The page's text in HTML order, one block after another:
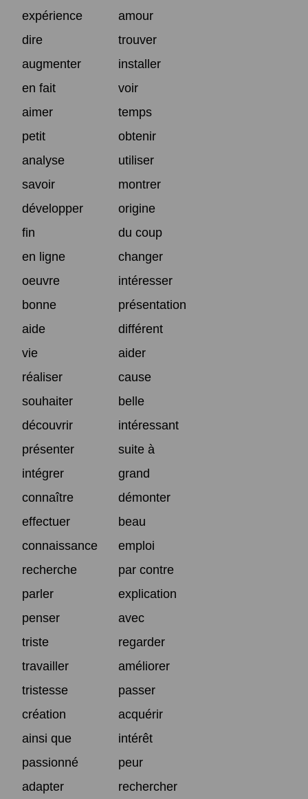
expérience
amour
dire
trouver
augmenter
installer
en fait
voir
aimer
temps
petit
obtenir
analyse
utiliser
savoir
montrer
développer
origine
fin
du coup
en ligne
changer
oeuvre
intéresser
bonne
présentation
aide
différent
vie
aider
réaliser
cause
souhaiter
belle
découvrir
intéressant
présenter
suite à
intégrer
grand
connaître
démonter
effectuer
beau
connaissance
emploi
recherche
par contre
parler
explication
penser
avec
triste
regarder
travailler
améliorer
tristesse
passer
création
acquérir
ainsi que
intérêt
passionné
peur
adapter
rechercher